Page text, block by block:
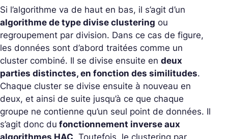
Si l’algorithme va de haut en bas, il s’agit d’un
algorithme de type divise clustering ou
regroupement par division. Dans ce cas de figure,
les données sont d’abord traitées comme un
cluster combiné. Il se divise ensuite en deux
parties distinctes, en fonction des similitudes.
Chaque cluster se divise ensuite à nouveau en
deux, et ainsi de suite jusqu’à ce que chaque
groupe ne contienne qu’un seul point de données. Il
s’agit donc du fonctionnement inverse aux